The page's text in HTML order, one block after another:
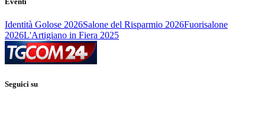
Identità Golose 2026Salone del Risparmio 2026Fuorisalone
2026L'Artigiano in Fiera 2025
Seguici su